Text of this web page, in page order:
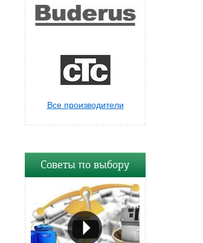
Все производители
Советы по выбору